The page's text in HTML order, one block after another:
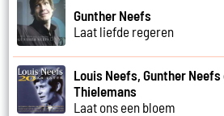
Gunther Neefs
Laat liefde regeren
Louis Neefs, Gunther Neefs
Thielemans
Laat ons een bloem